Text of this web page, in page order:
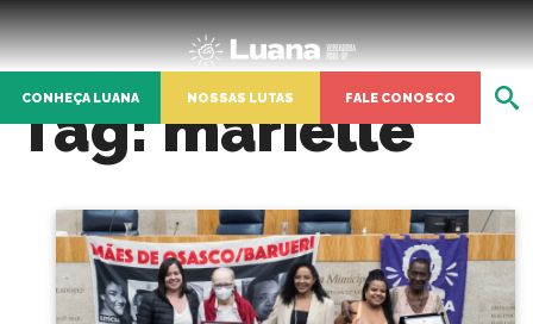
CONHEÇA LUANA NOSSAS LUTAS FALE CONOSCO
Tag:marielle